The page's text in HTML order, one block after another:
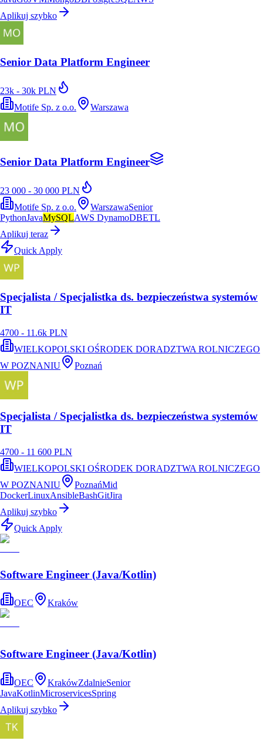
Aplikuj szybko
Senior Data Platform Engineer
23k - 30k PLN
Motife Sp. z o.o.
Warszawa
Senior Data Platform Engineer
23 000 - 30 000 PLN
Motife Sp. z o.o.
WarszawaSenior
PythonJavaMySQLAWS DynamoDBETL
Aplikuj teraz
Quick Apply
Specjalista / Specjalistka ds. bezpieczeństwa systemów
IT
4700 - 11.6k PLN
WIELKOPOLSKI OŚRODEK DORADZTWA ROLNICZEGO
W POZNANIU
Poznań
Specjalista / Specjalistka ds. bezpieczeństwa systemów
IT
4700 - 11 600 PLN
WIELKOPOLSKI OŚRODEK DORADZTWA ROLNICZEGO
W POZNANIU
PoznańMid
DockerLinuxAnsibleBashGitJira
Aplikuj szybko
Quick Apply
Software Engineer (Java/Kotlin)
OEC Kraków
Software Engineer (Java/Kotlin)
OEC KrakówZdalnieSenior
JavaKotlinMicroservicesSpring
Aplikuj szybko